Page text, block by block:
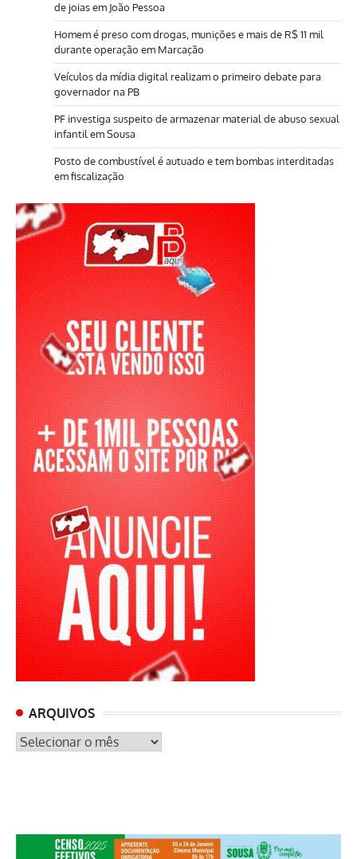
de joias em João Pessoa
Homem é preso com drogas, munições e mais de R$ 11 mil
durante operação em Marcação
Veículos da mídia digital realizam o primeiro debate para
governador na PB
PF investiga suspeito de armazenar material de abuso sexual
infantil em Sousa
Posto de combustível é autuado e tem bombas interditadas
em fiscalização
ARQUIVOS
ARQUIVOS